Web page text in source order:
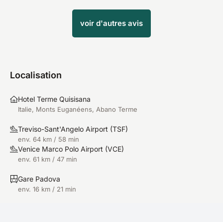
voir d'autres avis
Localisation
Hotel Terme Quisisana
Italie, Monts Euganéens, Abano Terme
Treviso-Sant'Angelo Airport (TSF)
env. 64 km / 58 min
Venice Marco Polo Airport (VCE)
env. 61 km / 47 min
Gare Padova
env. 16 km / 21 min